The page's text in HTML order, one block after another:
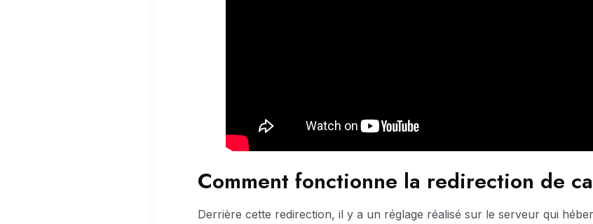
Comment fonctionne la redirection de
Derrière cette redirection, il y a un réglage réalisé sur le serveur qui